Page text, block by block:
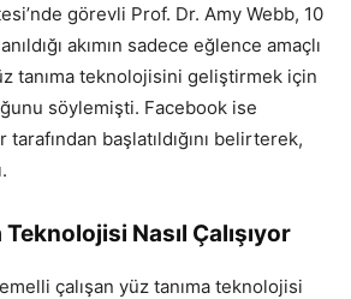
görevli Prof. Dr. Amy Webb, 10
akımın sadece eğlence amaçlı
tanıma teknolojisini geliştirmek için
söylemişti. Facebook ise
tarafından başlatıldığını belirterek,
Teknolojisi Nasıl Çalışıyor
çalışan yüz tanıma teknolojisi